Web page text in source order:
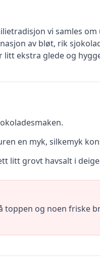
vi samles
av bløt, rik
litt ekstra glede og
en myk, silkemyk
litt grovt havsalt i
toppen og noen friske